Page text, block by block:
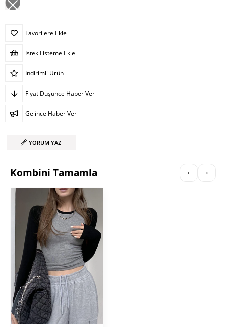
Favorilere Ekle
İstek Listeme Ekle
İndirimli Ürün
Fiyat Düşünce Haber Ver
Gelince Haber Ver
YORUM YAZ
Kombini Tamamla ‹ ›